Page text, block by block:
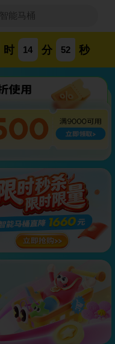
智能马桶
时 14 分 51 秒